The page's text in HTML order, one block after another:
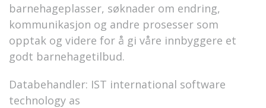
barnehageplasser, søknader om endring,
kommunikasjon og andre prosesser som
opptak og videre for å gi våre innbyggere et
godt barnehagetilbud.
Databehandler: IST international software
technology as